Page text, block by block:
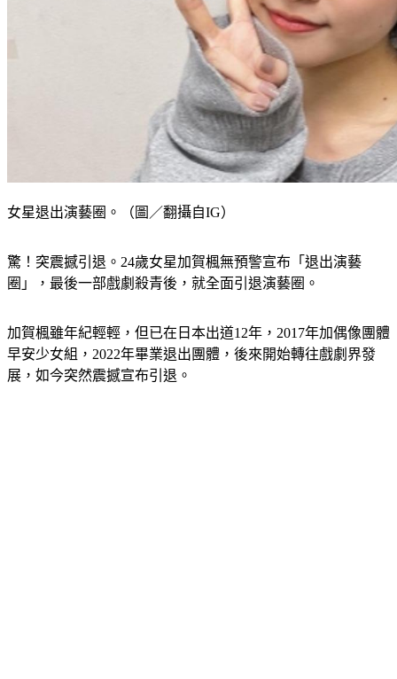
女星退出演藝圈。（圖／翻攝自IG）
驚！突震撼引退。24歲女星加賀楓無預警宣布「退出演藝
圈」，最後一部戲劇殺青後，就全面引退演藝圈。
加賀楓雖年紀輕輕，但已在日本出道12年，2017年加偶像團體
早安少女組，2022年畢業退出團體，後來開始轉往戲劇界發
展，如今突然震撼宣布引退。